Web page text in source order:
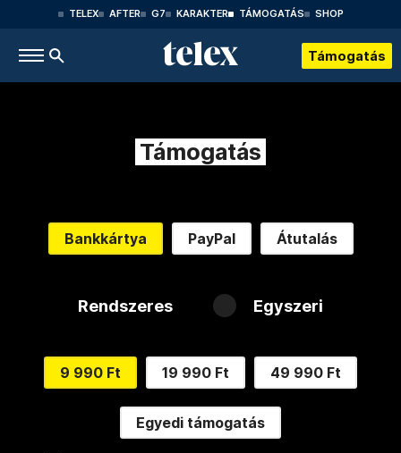
TELEX AFTER G7 KARAKTER TÁMOGATÁS SHOP
Támogatás
Támogatás
Bankkártya PayPal Átutalás
Rendszeres Egyszeri
9 990 Ft 19 990 Ft 49 990 Ft
Egyedi támogatás